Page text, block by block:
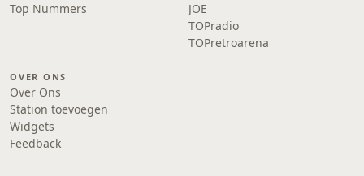
Top Nummers
JOE
TOPradio
TOPretroarena
OVER ONS
Over Ons
Station toevoegen
Widgets
Feedback